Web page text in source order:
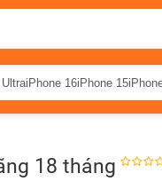
iPhone 16iPhone 15
18 tháng